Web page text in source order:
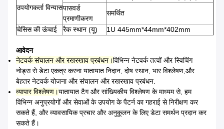
उपयोगकर्ता विन्यासपासवर्ड
प्रमाणीकरण
समर्थित
चेसिस की ऊंचाई रैक स्थान (यू) 1U 445mm*44mm*402mm
आवेदन
नेटवर्क संचालन और रखरखाव प्रबंधन।विभिन्न नेटवर्क तत्वों और स्विचिंग
नोड्स से डेटा एकत्र करना यातायात निदान, दोष स्थान, भार विश्लेषण,और
बेहतर नेटवर्क योजना और संचालन और रखरखाव प्रबंधन.
व्यापार विश्लेषण।यातायात टैग और सांख्यिकीय विश्लेषण के माध्यम से, हम
विभिन्न अनुप्रयोगों और सेवाओं के उपयोग के पैटर्न का गहराई से निरीक्षण कर
सकते हैं, और व्यावसायिक प्रचार और अनुकूलन के लिए डेटा समर्थन प्रदान कर
सकते हैं।